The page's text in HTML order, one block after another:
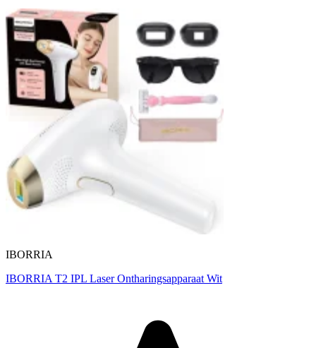
IBORRIA
IBORRIA T2 IPL Laser Ontharingsapparaat Wit